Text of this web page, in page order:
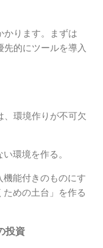
かります。まずは
先的にツールを導入
、環境作りが不可欠
環境を作る。
能付きのものにす
めの土台」を作る
投資